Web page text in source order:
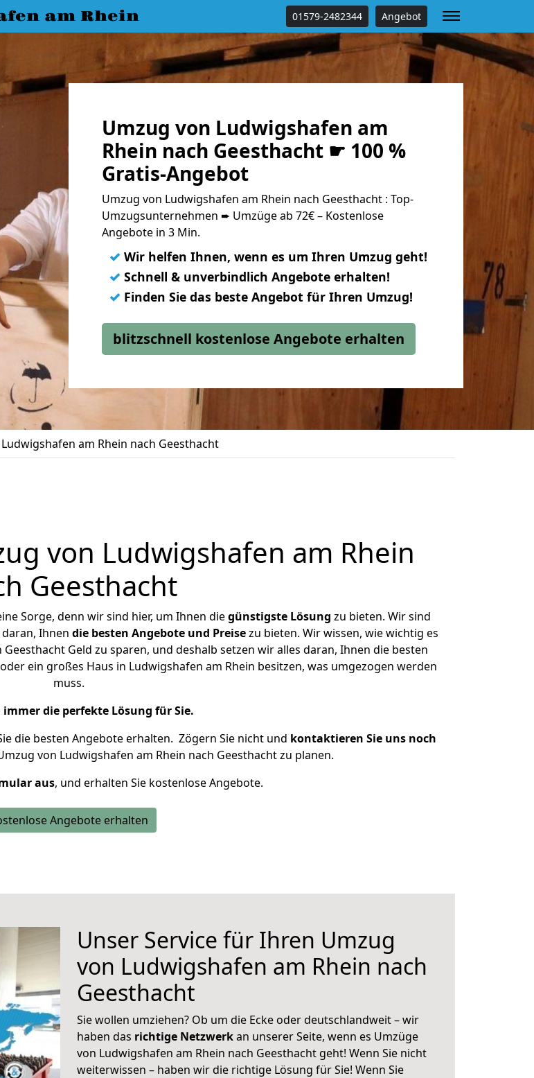
am Rhein 01579-2482344 Angebot
Umzug von Ludwigshafen am
Rhein nach Geesthacht ☛ 100 %
Gratis-Angebot
Umzug von Ludwigshafen am Rhein nach Geesthacht : Top-
Umzugsunternehmen ➨ Umzüge ab 72€ – Kostenlose
Angebote in 3 Min.
✓ Wir helfen Ihnen, wenn es um Ihren Umzug geht!
✓ Schnell & unverbindlich Angebote erhalten!
✓ Finden Sie das beste Angebot für Ihren Umzug!
blitzschnell kostenlose Angebote erhalten
am Rhein nach Geesthacht
von Ludwigshafen am Rhein
Geesthacht
Sorge, denn wir sind hier, um Ihnen diegünstigste Lösung zu bieten. Wir sind
Ihnen die besten Angebote und Preisezu bieten. Wir wissen, wie wichtig es
Geld zu sparen, und deshalb setzen wir alles daran, Ihnen die besten
ein großes Haus in Ludwigshafen am Rhein besitzen, was umgezogen werden
muss.
die perfekte Lösung für Sie.
die besten Angebote erhalten. Zögern Sie nicht und kontaktieren Sie uns noch
von Ludwigshafen am Rhein nach Geesthacht zu planen.
aus, und erhalten Sie kostenlose Angebote.
Angebote erhalten
Unser Service für Ihren Umzug
von Ludwigshafen am Rhein nach
Geesthacht
Sie wollen umziehen? Ob um die Ecke oder deutschlandweit – wir
haben das richtige Netzwerkan unserer Seite, wenn es Umzüge
von Ludwigshafen am Rhein nach Geesthacht geht! Wenn Sie nicht
weiterwissen – haben wir die richtige Lösung für Sie! Wenn Sie